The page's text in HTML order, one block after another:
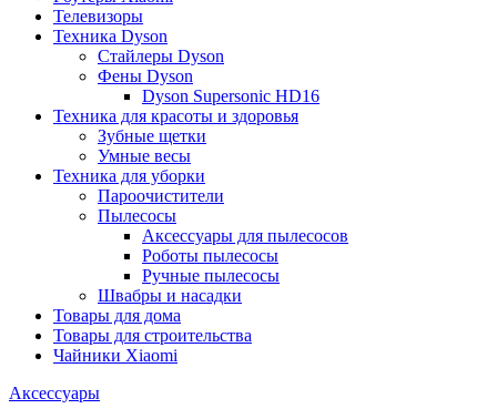
Телевизоры
Техника Dyson
Стайлеры Dyson
Фены Dyson
Dyson Supersonic HD16
Техника для красоты и здоровья
Зубные щетки
Умные весы
Техника для уборки
Пароочистители
Пылесосы
Аксессуары для пылесосов
Роботы пылесосы
Ручные пылесосы
Швабры и насадки
Товары для дома
Товары для строительства
Чайники Xiaomi
Аксессуары